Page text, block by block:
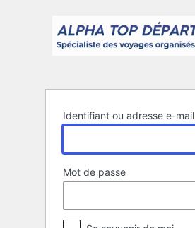
connecter
Identifiant ou adresse e-mail
Mot de passe